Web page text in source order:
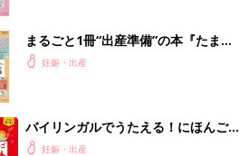
まるごと1冊“出産準備”の本『たまご
クラブ 夏号』〈スペシャル大特集〉
妊娠・出産
バイリンガルでうたえる！にほんご
えいご おうたえほん（たまひよ おう
妊娠・出産